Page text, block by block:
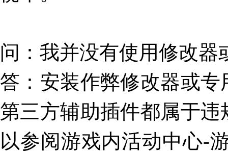
问 ： 我并没有使用修改器
答 ：安装作弊修改器或
第三方辅助插件都属于
以参阅游戏内活动中心-